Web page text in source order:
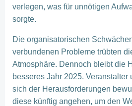
verlegen, was für unnötigen
sorgte.
Die organisatorischen
verbundenen Probleme trübten
Atmosphäre. Dennoch bleibt die
besseres Jahr 2025. Veranstalter
sich der Herausforderungen
diese künftig angehen, um den